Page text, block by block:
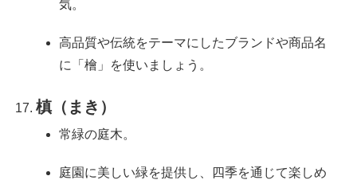
気。
高品質や伝統をテーマにしたブランドや商品名
に「檜」を使いましょう。
槙（まき）
常緑の庭木。
庭園に美しい緑を提供し、四季を通じて楽しめ